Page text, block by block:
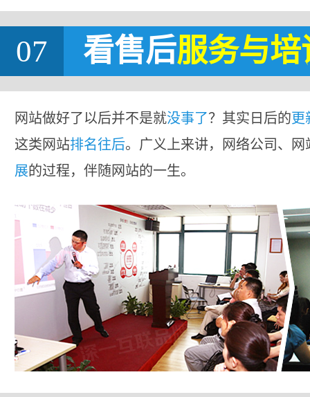
07 看售后服务与培
网站做好了以后并不是就没事了？其实日后的更
这类网站排名往后。广义上来讲，网络公司、
展的过程，伴随网站的一生。